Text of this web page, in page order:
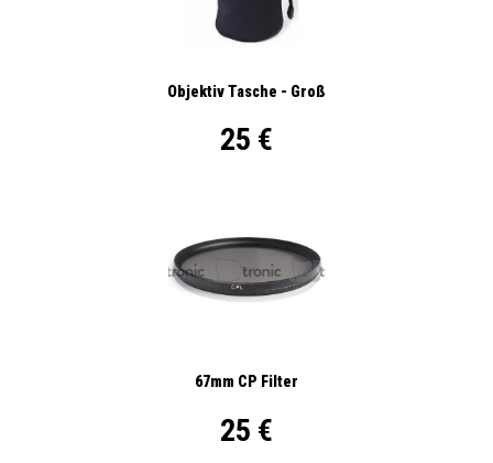
Objektiv Tasche - Groß
25 €
67mm CP Filter
25 €